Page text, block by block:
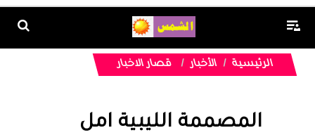
الرئيسية الأخبار قصار الاخبار
المصممة الليبية امل